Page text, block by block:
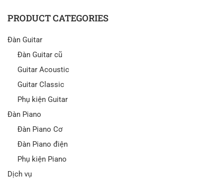
PRODUCT CATEGORIES
Đàn Guitar
Đàn Guitar cũ
Guitar Acoustic
Guitar Classic
Phụ kiện Guitar
Đàn Piano
Đàn Piano Cơ
Đàn Piano điện
Phụ kiện Piano
Dịch vụ